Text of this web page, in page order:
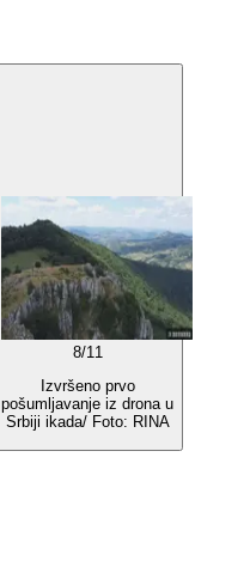
8/11
Izvršeno prvo
pošumljavanje iz drona u
Srbiji ikada/ Foto: RINA